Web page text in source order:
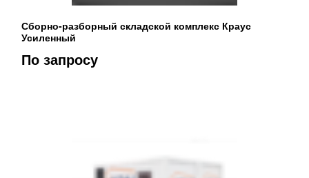
Сборно-разборный складской комплекс Краус
Усиленный
По запросу